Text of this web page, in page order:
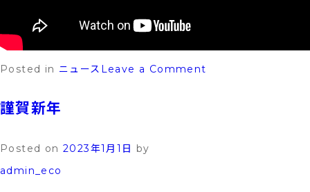
Posted in ニュース Leave a Comment
謹賀新年
Posted on2023年1月1日 by
admin_eco